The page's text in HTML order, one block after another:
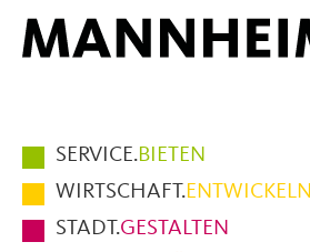
Hauptmenüpunkte
im
Fußbereich
der
SERVICE.BIETEN
WIRTSCHAFT.ENTWICKELN
STADT.GESTALTEN